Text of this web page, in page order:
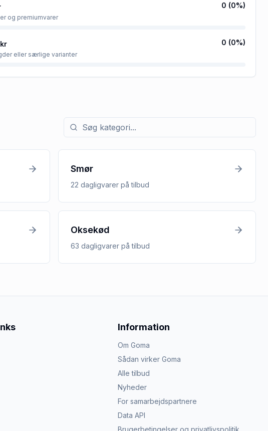
og premiumvarer
0 (0%)
eller særlige varianter
0 (0%)
Søg efter kategori med tilbud
Smør
22 dagligvarer på tilbud
Oksekød
63 dagligvarer på tilbud
Information
Om Goma
Sådan virker Goma
Alle tilbud
Nyheder
For samarbejdspartnere
Data API
Brugerbetingelser og privatlivspolitik